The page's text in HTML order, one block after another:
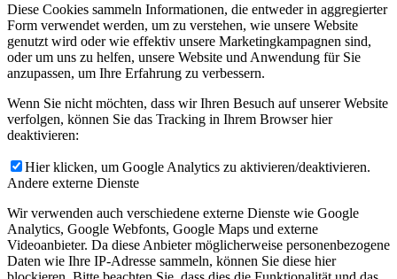
Diese Cookies sammeln Informationen, die entweder in aggregierter
Form verwendet werden, um zu verstehen, wie unsere Website
genutzt wird oder wie effektiv unsere Marketingkampagnen sind,
oder um uns zu helfen, unsere Website und Anwendung für Sie
anzupassen, um Ihre Erfahrung zu verbessern.
Wenn Sie nicht möchten, dass wir Ihren Besuch auf unserer Website
verfolgen, können Sie das Tracking in Ihrem Browser hier
deaktivieren:
Hier klicken, um Google Analytics zu aktivieren/deaktivieren.
Andere externe Dienste
Wir verwenden auch verschiedene externe Dienste wie Google
Analytics, Google Webfonts, Google Maps und externe
Videoanbieter. Da diese Anbieter möglicherweise personenbezogene
Daten wie Ihre IP-Adresse sammeln, können Sie diese hier